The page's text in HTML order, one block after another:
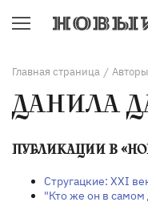
Главная страница / Авторы
ДАНИЛА
ПУБЛИКАЦИИ В
Стругацкие: XXI
"Кто же он в самом